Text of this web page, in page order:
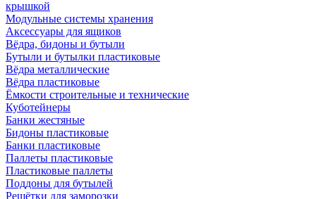
крышкой
Модульные системы хранения
Аксессуары для ящиков
Вёдра, бидоны и бутыли
Бутыли и бутылки пластиковые
Вёдра металлические
Вёдра пластиковые
Ёмкости строительные и технические
Куботейнеры
Банки жестяные
Бидоны пластиковые
Банки пластиковые
Паллеты пластиковые
Пластиковые паллеты
Поддоны для бутылей
Решётки для заморозки